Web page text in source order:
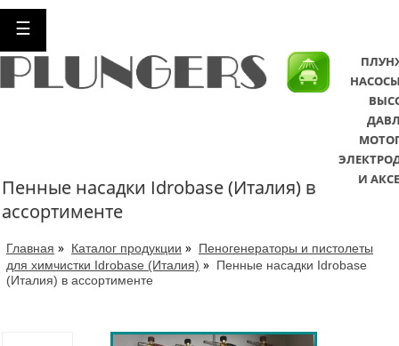
☰
И
Пенные насадки Idrobase (Италия) в
ассортименте
Главная » Каталог продукции » Пеногенераторы и пистолеты
для химчистки Idrobase (Италия) » Пенные насадки Idrobase
(Италия) в ассортименте